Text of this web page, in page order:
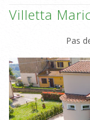
Villetta
Pas